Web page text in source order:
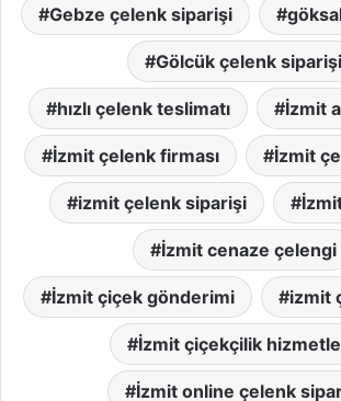
Gebze çelenk siparişi
Gölcük çelenk siparişi
hızlı çelenk teslimatı İzmit
İzmit çelenk firması İzmit
izmit çelenk siparişi
İzmit cenaze çelengi
İzmit çiçek gönderimi izmit
İzmit çiçekçilik
İzmit online çelenk